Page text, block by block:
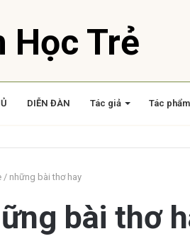
Học Trẻ
DIỄN ĐÀN Tác giả Tác phẩm
/ những bài thơ hay
bài thơ